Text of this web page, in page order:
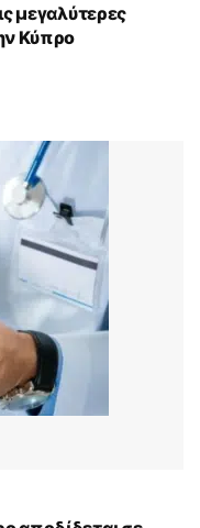
μεγαλύτερες
Κύπρο